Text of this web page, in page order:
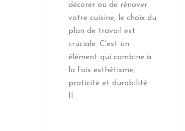
décorer ou de rénover
votre cuisine, le choix du
plan de travail est
cruciale. C'est un
élément qui combine à
la fois esthétisme,
praticité et durabilité.
Il…